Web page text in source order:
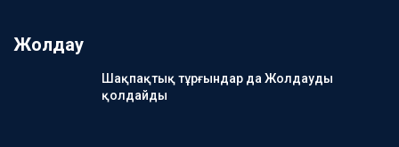
Жолдау
Шақпақтық тұрғындар да Жолдауды
қолдайды